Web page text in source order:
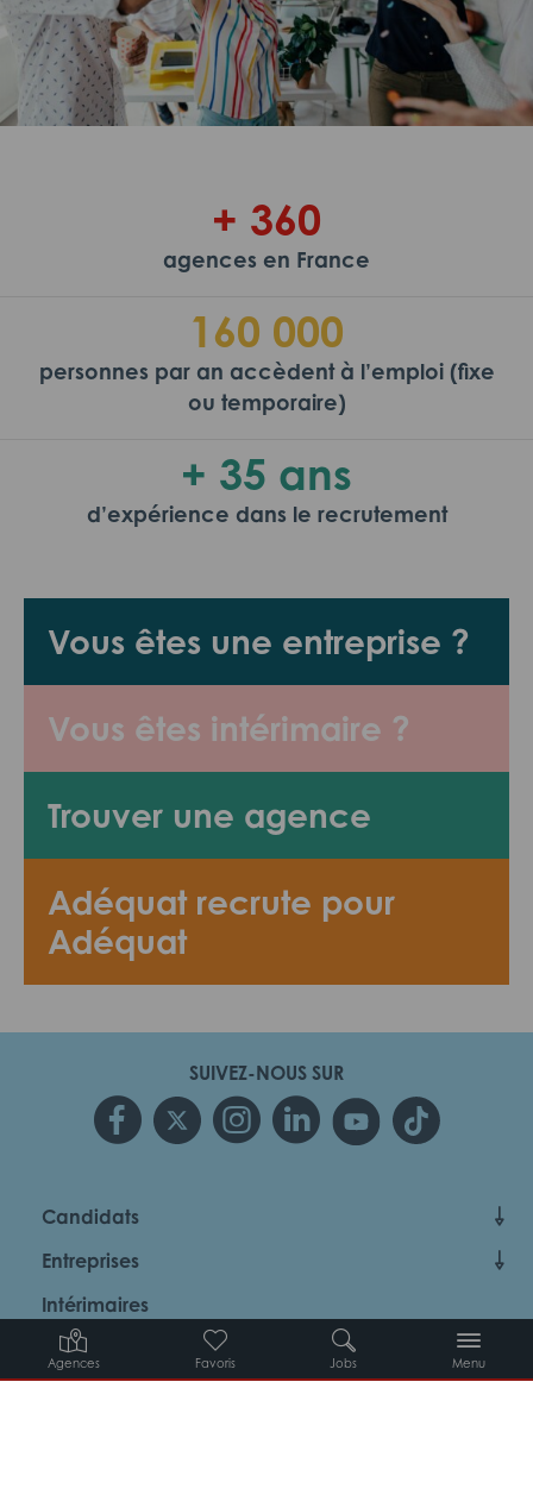
Agences Favoris Jobs Menu
Vous êtes une entreprise ?
Vous êtes intérimaire ?
Trouver une agence
Adéquat recrute pour
Adéquat
+ 360
agences en France
160 000
personnes par an accèdent à l’emploi (fixe
ou temporaire)
+ 35 ans
d’expérience dans le recrutement
SUIVEZ-NOUS SUR
Candidats
Entreprises
Intérimaires
À propos d’Adéquat